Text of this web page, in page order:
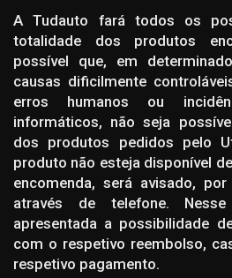
A Tudauto fará todos os
totalidade dos produtos
possível que, em
causas dificilmente
erros humanos ou
informáticos, não seja
dos produtos pedidos pelo
produto não esteja disponível
encomenda, será avisado,
através de telefone.
apresentada a possibilidade
com o respetivo reembolso,
respetivo pagamento.